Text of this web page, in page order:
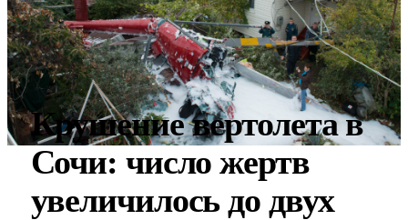
Крушение вертолета в
Сочи: число жертв
увеличилось до двух